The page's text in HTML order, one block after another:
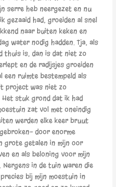
serre heb neergezet en nu
gezaaid had, groeiden al snel
naar buiten keken en
water nodig hadden. Tja, als
thuis is, dan is dat niet zo
en de radijsjes groeiden
een ruimte bestempeld als
project was niet zo
Het stuk grond dat ik had
zat vol met oneindig
werden elke keer bruut
door enorme
grote getalen in mijn oor
en als beloning voor mijn
in de tuin waren die
bij mijn moestuin in